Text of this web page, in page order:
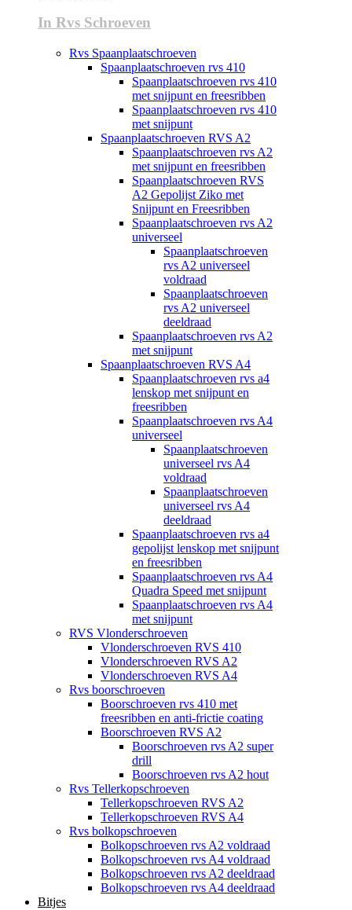
In Rvs Schroeven
Rvs Spaanplaatschroeven
Spaanplaatschroeven rvs 410
Spaanplaatschroeven rvs 410
met snijpunt en freesribben
Spaanplaatschroeven rvs 410
met snijpunt
Spaanplaatschroeven RVS A2
Spaanplaatschroeven rvs A2
met snijpunt en freesribben
Spaanplaatschroeven RVS
A2 Gepolijst Ziko met
Snijpunt en Freesribben
Spaanplaatschroeven rvs A2
universeel
Spaanplaatschroeven
rvs A2 universeel
voldraad
Spaanplaatschroeven
rvs A2 universeel
deeldraad
Spaanplaatschroeven rvs A2
met snijpunt
Spaanplaatschroeven RVS A4
Spaanplaatschroeven rvs a4
lenskop met snijpunt en
freesribben
Spaanplaatschroeven rvs A4
universeel
Spaanplaatschroeven
universeel rvs A4
voldraad
Spaanplaatschroeven
universeel rvs A4
deeldraad
Spaanplaatschroeven rvs a4
gepolijst lenskop met snijpunt
en freesribben
Spaanplaatschroeven rvs A4
Quadra Speed met snijpunt
Spaanplaatschroeven rvs A4
met snijpunt
RVS Vlonderschroeven
Vlonderschroeven RVS 410
Vlonderschroeven RVS A2
Vlonderschroeven RVS A4
Rvs boorschroeven
Boorschroeven rvs 410 met
freesribben en anti-frictie coating
Boorschroeven RVS A2
Boorschroeven rvs A2 super
drill
Boorschroeven rvs A2 hout
Rvs Tellerkopschroeven
Tellerkopschroeven RVS A2
Tellerkopschroeven RVS A4
Rvs bolkopschroeven
Bolkopschroeven rvs A2 voldraad
Bolkopschroeven rvs A4 voldraad
Bolkopschroeven rvs A2 deeldraad
Bolkopschroeven rvs A4 deeldraad
Bitjes